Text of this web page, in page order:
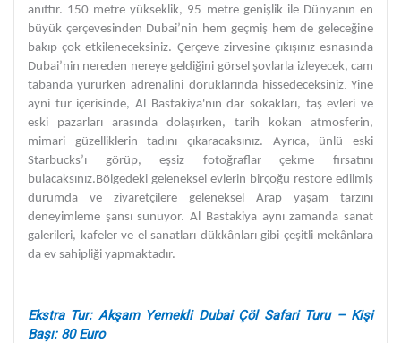
anıttır. 150 metre yükseklik, 95 metre genişlik ile Dünyanın en
büyük çerçevesinden Dubai’nin hem geçmiş hem de geleceğine
bakıp çok etkileneceksiniz. Çerçeve zirvesine çıkışınız esnasında
Dubai’nin nereden nereye geldiğini görsel şovlarla izleyecek, cam
tabanda yürürken adrenalini doruklarında hissedeceksiniz.Yine
ayni tur içerisinde, Al Bastakiya'nın dar sokakları, taş evleri ve
eski pazarları arasında dolaşırken, tarih kokan atmosferin,
mimari güzelliklerin tadını çıkaracaksınız. Ayrıca, ünlü eski
Starbucks’ı görüp, eşsiz fotoğraflar çekme fırsatını
bulacaksınız.Bölgedeki geleneksel evlerin birçoğu restore edilmiş
durumda ve ziyaretçilere geleneksel Arap yaşam tarzını
deneyimleme şansı sunuyor. Al Bastakiya aynı zamanda sanat
galerileri, kafeler ve el sanatları dükkânları gibi çeşitli mekânlara
da ev sahipliği yapmaktadır.
Ekstra Tur: Akşam Yemekli Dubai Çöl Safari Turu – Kişi
Başı: 80 Euro